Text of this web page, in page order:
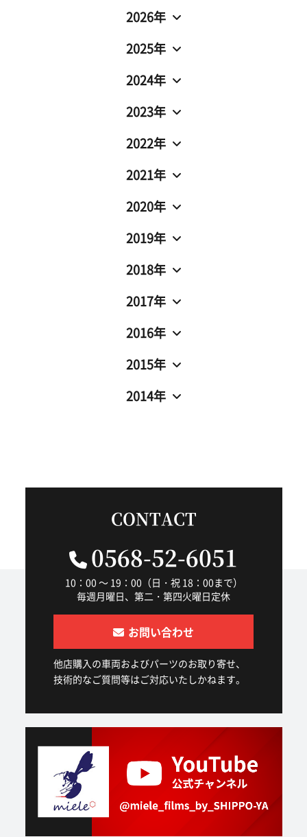
2026年
2025年
2024年
2023年
2022年
2021年
2020年
2019年
2018年
2017年
2016年
2015年
2014年
CONTACT
0568-52-6051
10：00 ～ 19：00（日・祝 18：00まで）
毎週月曜日、第二・第四火曜日定休
お問い合わせ
他店購入の車両およびパーツのお取り寄せ、
技術的なご質問等はご対応いたしかねます。